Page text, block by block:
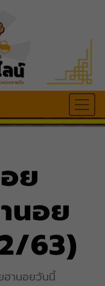
ย
นอย
63)
านอยวันนี้